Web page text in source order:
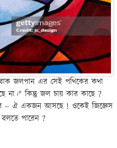
জলপান এর সেই পথিকের কথা
কিন্তু জল চায় কার কাছে ?
‒ ঐ একজন আসছে ! ওকেই জিজ্ঞেস
পারেন ?